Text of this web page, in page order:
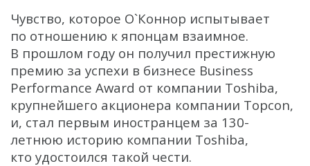
Чувство, которое О`Коннор испытывает
по отношению к японцам взаимное.
В прошлом году он получил престижную
премию за успехи в бизнесе Business
Performance Award от компании Toshiba,
крупнейшего акционера компании Topcon,
и, стал первым иностранцем за 130-
летнюю историю компании Toshiba,
кто удостоился такой чести.